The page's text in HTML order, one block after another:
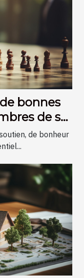
bonnes
de sa
de bonheur